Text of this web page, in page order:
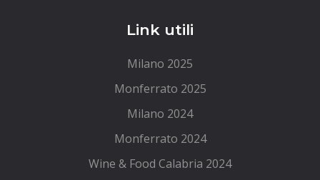
Link utili
Milano 2025
Monferrato 2025
Milano 2024
Monferrato 2024
Wine & Food Calabria 2024